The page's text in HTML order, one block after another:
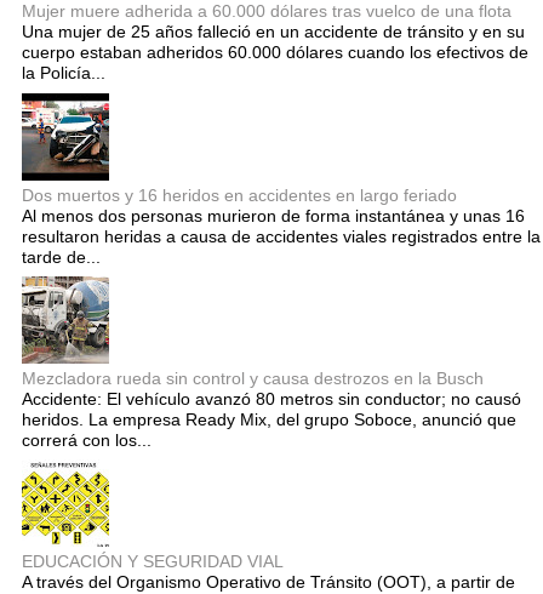
Mujer muere adherida a 60.000 dólares tras vuelco de una flota
Una mujer de 25 años falleció en un accidente de tránsito y en su
cuerpo estaban adheridos 60.000 dólares cuando los efectivos de
la Policía...
Dos muertos y 16 heridos en accidentes en largo feriado
Al menos dos personas murieron de forma instantánea y unas 16
resultaron heridas a causa de accidentes viales registrados entre la
tarde de...
Mezcladora rueda sin control y causa destrozos en la Busch
Accidente: El vehículo avanzó 80 metros sin conductor; no causó
heridos. La empresa Ready Mix, del grupo Soboce, anunció que
correrá con los...
EDUCACIÓN Y SEGURIDAD VIAL
A través del Organismo Operativo de Tránsito (OOT), a partir de